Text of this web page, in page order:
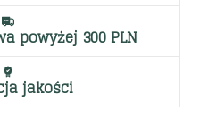
powyżej 300 PLN
jakości